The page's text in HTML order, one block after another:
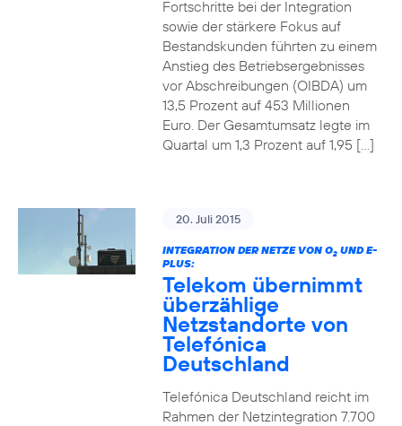
Fortschritte bei der Integration
sowie der stärkere Fokus auf
Bestandskunden führten zu einem
Anstieg des Betriebsergebnisses
vor Abschreibungen (OIBDA) um
13,5 Prozent auf 453 Millionen
Euro. Der Gesamtumsatz legte im
Quartal um 1,3 Prozent auf 1,95 […]
20. Juli 2015
INTEGRATION DER NETZE VON O2UND E-
PLUS:
Telekom übernimmt
überzählige
Netzstandorte von
Telefónica
Deutschland
Telefónica Deutschland reicht im
Rahmen der Netzintegration 7.700